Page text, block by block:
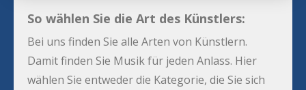
So wählen Sie die Art des Künstlers:
Bei uns finden Sie alle Arten von Künstlern.
Damit finden Sie Musik für jeden Anlass. Hier
wählen Sie entweder die Kategorie, die Sie sich